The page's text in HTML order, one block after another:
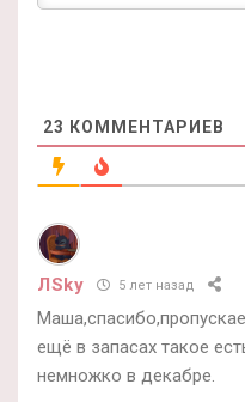
23 КОММЕНТАРИЕВ
ЛSky 5 лет назад
ещё в запасах такое
немножко в декабре.